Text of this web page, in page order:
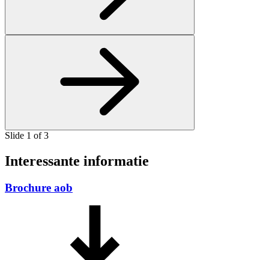
Slide 1 of3
Interessante informatie
Brochure aob